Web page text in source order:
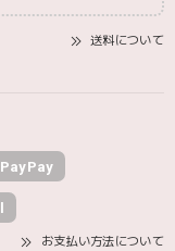
送料について
PayPay
お支払い方法について